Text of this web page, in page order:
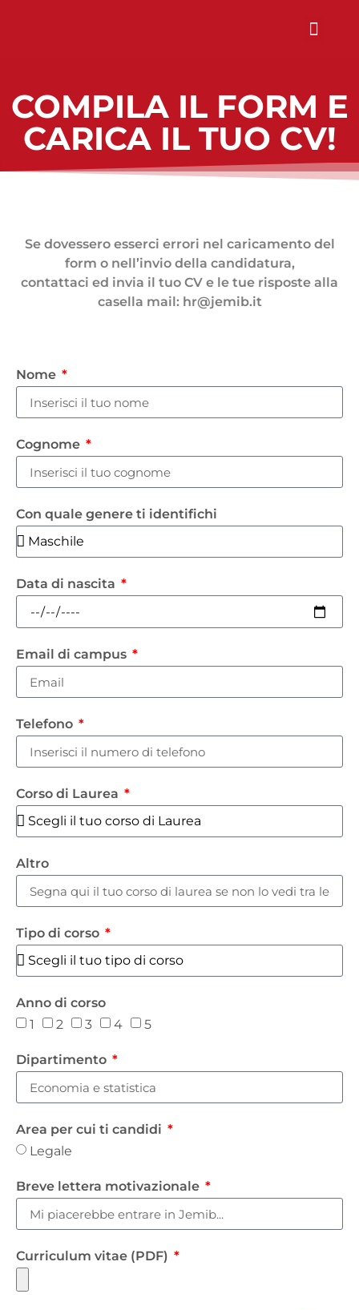
COMPILA IL FORM E
CARICA IL TUO CV!
Se dovessero esserci errori nel caricamento del
form o nell’invio della candidatura,
contattaci ed invia il tuo CV e le tue risposte alla
casella mail: hr@jemib.it
Nome
Cognome
Con quale genere ti identifichi
Data di nascita
Email di campus
Telefono
Corso di Laurea
Altro
Tipo di corso
Anno di corso
1
2 3 4 5
Dipartimento
Area per cui ti candidi
Legale
Breve lettera motivazionale
Curriculum vitae (PDF)